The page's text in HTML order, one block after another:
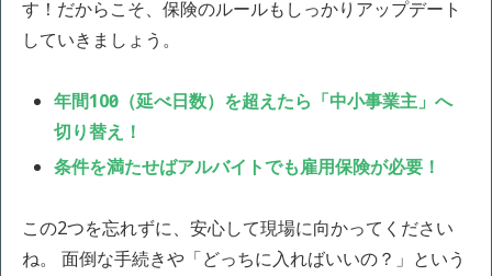
す！だからこそ、保険のルールもしっかりアップデート
していきましょう。
年間100日（延べ日数）を超えたら「中小事業主」へ
切り替え！
条件を満たせばアルバイトでも雇用保険が必要！
この2つを忘れずに、安心して現場に向かってください
ね。 面倒な手続きや「どっちに入ればいいの？」という